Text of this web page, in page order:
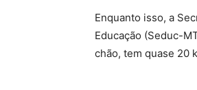
Enquanto isso, a
Educação (Seduc-
chão, tem quase 20